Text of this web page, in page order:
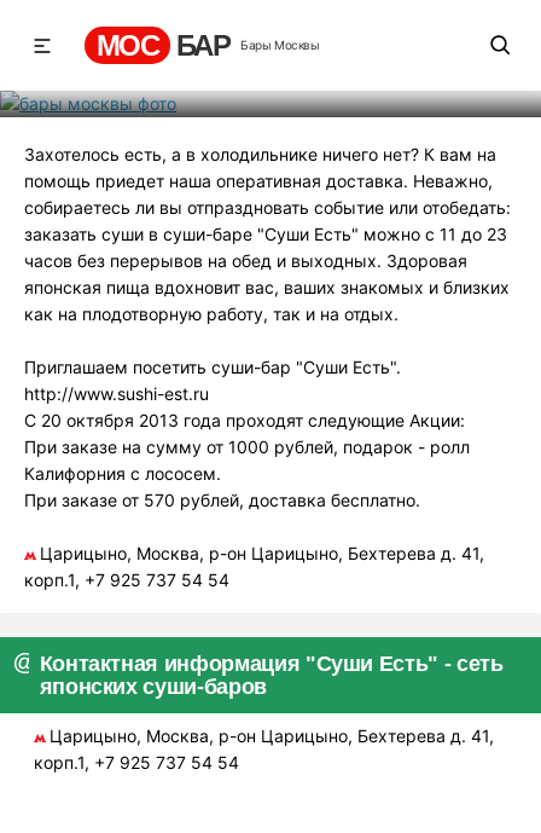
МОС БАР Бары Москвы
Захотелось есть, а в холодильнике ничего нет? К вам на
помощь приедет наша оперативная доставка. Неважно,
собираетесь ли вы отпраздновать событие или отобедать:
заказать суши в суши-баре "Суши Есть" можно с 11 до 23
часов без перерывов на обед и выходных. Здоровая
японская пища вдохновит вас, ваших знакомых и близких
как на плодотворную работу, так и на отдых.
Приглашаем посетить суши-бар "Суши Есть".
http://www.sushi-est.ru
С 20 октября 2013 года проходят следующие Акции:
При заказе на сумму от 1000 рублей, подарок - ролл
Калифорния с лососем.
При заказе от 570 рублей, доставка бесплатно.
Царицыно, Москва, р-он Царицыно, Бехтерева д. 41,
корп.1, +7 925 737 54 54
Контактная информация "Суши Есть" - сеть
японских суши-баров
Царицыно, Москва, р-он Царицыно, Бехтерева д. 41,
корп.1, +7 925 737 54 54